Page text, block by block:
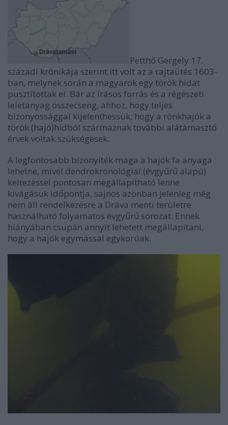
Petthő Gergely 17.
századi krónikája szerint itt volt az a rajtaütés 1603-
ban, melynek során a magyarok egy török hidat
pusztítottak el. Bár az írásos forrás és a régészeti
leletanyag összecseng, ahhoz, hogy teljes
bizonyossággal kijelenthessük, hogy a rönkhajók a
török (hajó)hídból származnak további alátámasztó
érvek voltak szükségesek.
A legfontosabb bizonyíték maga a hajók fa anyaga
lehetne, mivel dendrokronológiai (évgyűrű alapú)
keltezéssel pontosan megállapítható lenne
kivágásuk időpontja, sajnos azonban jelenleg még
nem áll rendelkezésre a Dráva menti területre
használható folyamatos évgyűrű sorozat. Ennek
hiányában csupán annyit lehetett megállapítani,
hogy a hajók egymással egykorúak.